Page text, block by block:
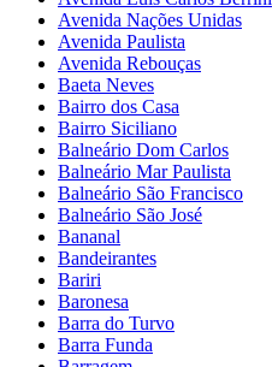
Avenida Nações Unidas
Avenida Paulista
Avenida Rebouças
Baeta Neves
Bairro dos Casa
Bairro Siciliano
Balneário Dom Carlos
Balneário Mar Paulista
Balneário São Francisco
Balneário São José
Bananal
Bandeirantes
Bariri
Baronesa
Barra do Turvo
Barra Funda